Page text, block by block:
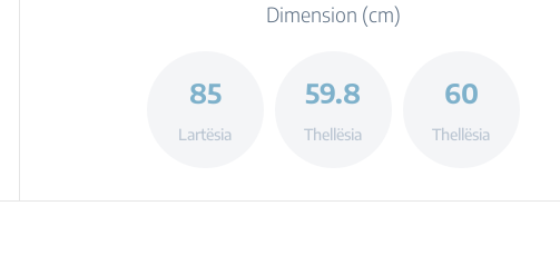
Dimension (cm)
85
Lartësia
59.8
Thellësia
60
Thellësia